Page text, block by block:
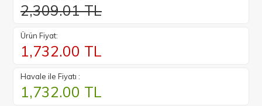
2,309.01 TL
Ürün Fiyat:
1,732.00 TL
Havale ile Fiyatı :
1,732.00 TL